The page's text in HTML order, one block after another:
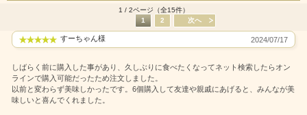
1 / 2ページ（全15件）
1
2 次へ
すーちゃん様 2024/07/17
しばらく前に購入した事があり、久しぶりに食べたくなってネット検索したらオン
ラインで購入可能だったため注文しました。
以前と変わらず美味しかったです。6個購入して友達や親戚にあげると、みんなが美
味しいと喜んでくれました。